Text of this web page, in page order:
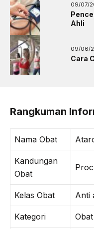
09/07/
Ahli
09/06/
Cara
Rangkuman
Nama Obat
Kandungan
Obat
Kelas Obat Anti
Kategori